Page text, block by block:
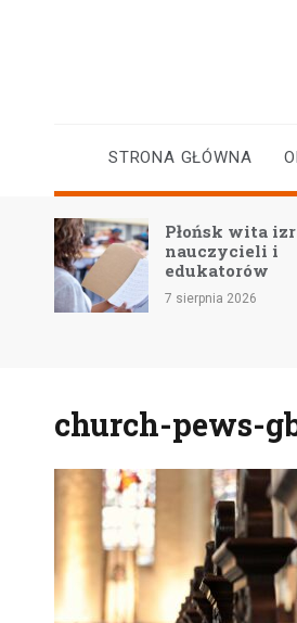
STRONA GŁÓWNA
Płońsk wita
nauczycieli i
edukatorów
7 sierpnia 2026
church-pews-